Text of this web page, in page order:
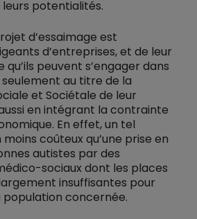
potentialités.
d’essaimage est
d’entreprises, et de leur
peuvent s’engager dans
au titre de la
et Sociétale de leur
en intégrant la contrainte
En effet, un tel
coûteux qu’une prise en
autistes par des
sociaux dont les places
insuffisantes pour
concernée.